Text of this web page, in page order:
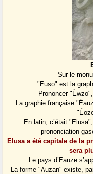
Sur le
"Euso" est la
Prononcer
La graphie française
En latin, c’était
prononciation
Elusa a été capitale de la
sera
Le pays d’Eauze
La forme "Auzan" existe,